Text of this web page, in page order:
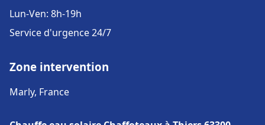
Lun-Ven: 8h-19h
Service d'urgence 24/7
Zone intervention
Marly, France